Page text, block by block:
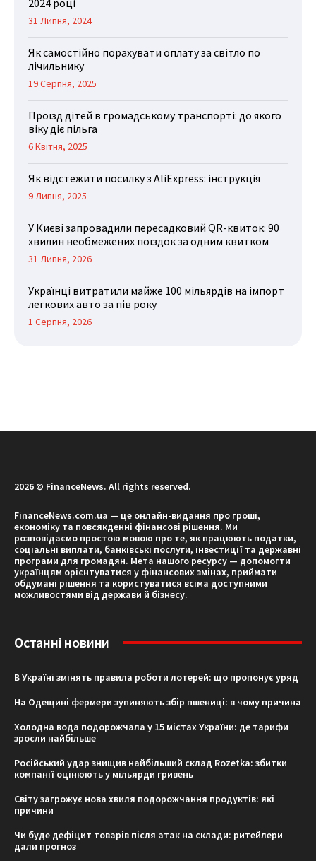
31 Липня, 2024
Як самостійно порахувати оплату за світло по
лічильнику
19 Серпня, 2025
Проїзд дітей в громадському транспорті: до якого
віку діє пільга
6 Квітня, 2025
Як відстежити посилку з AliExpress: інструкція
9 Липня, 2025
У Києві запровадили пересадковий QR-квиток: 90
хвилин необмежених поїздок за одним квитком
31 Липня, 2026
Українці витратили майже 100 мільярдів на імпорт
легкових авто за пів року
1 Серпня, 2026
2026 © FinanceNews. All rights reserved.
FinanceNews.com.ua — це онлайн-видання про гроші,
економіку та повсякденні фінансові рішення. Ми
розповідаємо простою мовою про те, як працюють податки,
соціальні виплати, банківські послуги, інвестиції та державні
програми для громадян. Мета нашого ресурсу — допомогти
українцям орієнтуватися у фінансових змінах, приймати
обдумані рішення та користуватися всіма доступними
можливостями від держави й бізнесу.
Останні новини
В Україні змінять правила роботи лотерей: що пропонує уряд
На Одещині фермери зупиняють збір пшениці: в чому причина
Холодна вода подорожчала у 15 містах України: де тарифи
зросли найбільше
Російський удар знищив найбільший склад Rozetka: збитки
компанії оцінюють у мільярди гривень
Світу загрожує нова хвиля подорожчання продуктів: які
причини
Чи буде дефіцит товарів після атак на склади: ритейлери
дали прогноз